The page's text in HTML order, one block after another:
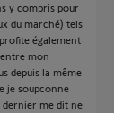
y compris pour
du marché) tels
également
mon
depuis la même
je soupconne
dernier me dit ne